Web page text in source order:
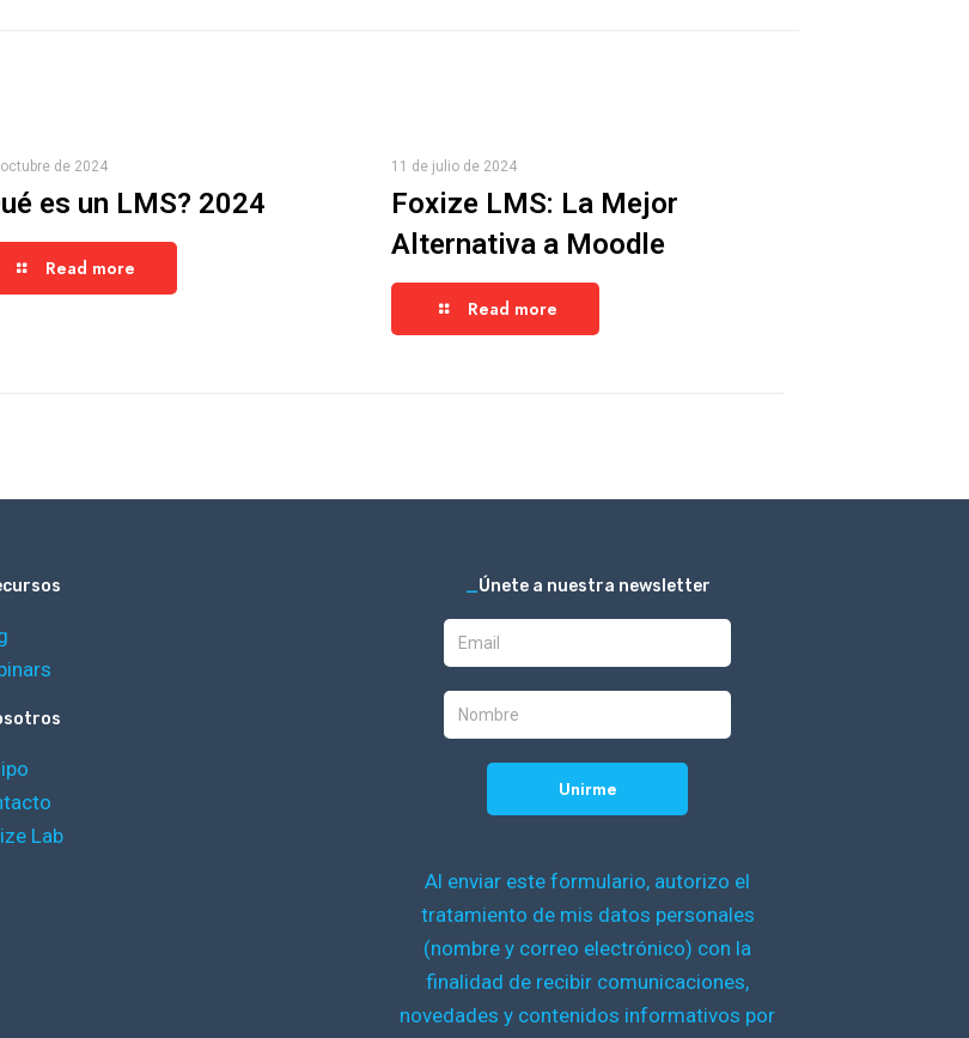
de 2024
es un LMS? 2024
Read more
11 de julio de 2024
Foxize LMS: La Mejor
Alternativa a Moodle
Read more
Lab
_Únete a nuestra newsletter
Al enviar este formulario, autorizo el
tratamiento de mis datos personales
(nombre y correo electrónico) con la
finalidad de recibir comunicaciones,
novedades y contenidos informativos por